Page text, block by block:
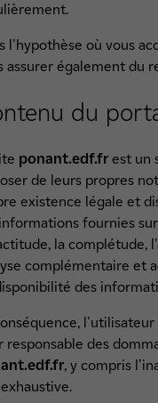
l'hypothèse où vous
assurer également du
du
ponant.edf.frest un
de leurs propres
existence légale et
fournies
la complétude,
complémentaire et
des
responsable des
, y compris